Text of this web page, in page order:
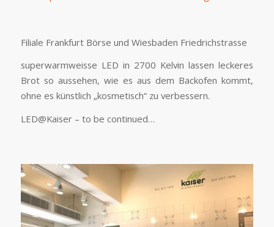
Filiale Frankfurt Börse und Wiesbaden Friedrichstrasse
superwarmweisse LED in 2700 Kelvin lassen leckeres
Brot so aussehen, wie es aus dem Backofen kommt,
ohne es künstlich „kosmetisch“ zu verbessern.
LED@Kaiser – to be continued…